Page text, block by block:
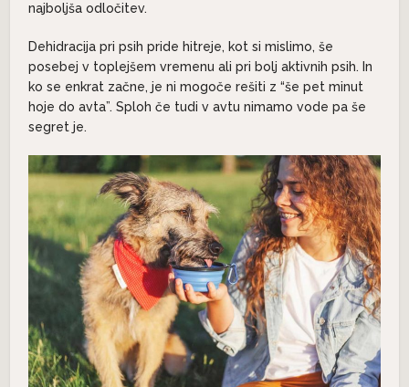
najboljša odločitev.
Dehidracija pri psih pride hitreje, kot si mislimo, še
posebej v toplejšem vremenu ali pri bolj aktivnih psih. In
ko se enkrat začne, je ni mogoče rešiti z “še pet minut
hoje do avta”. Sploh če tudi v avtu nimamo vode pa še
segret je.